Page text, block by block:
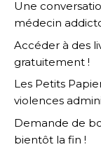
Une
médecin
Accéder à des
gratuitement !
Les Petits
violences
Demande de
bientôt la fin !